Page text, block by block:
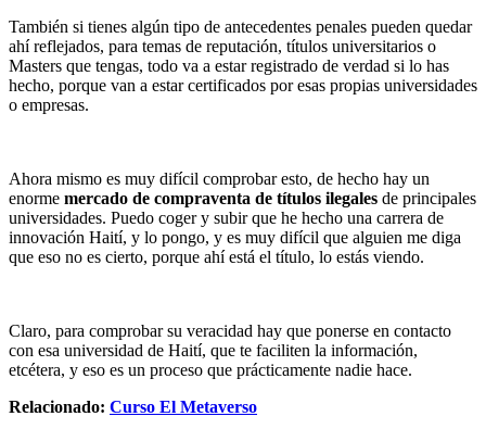
También si tienes algún tipo de antecedentes penales pueden quedar
ahí reflejados, para temas de reputación, títulos universitarios o
Masters que tengas, todo va a estar registrado de verdad si lo has
hecho, porque van a estar certificados por esas propias universidades
o empresas.
Ahora mismo es muy difícil comprobar esto, de hecho hay un
enorme mercado de compraventa de títulos ilegales de principales
universidades. Puedo coger y subir que he hecho una carrera de
innovación Haití, y lo pongo, y es muy difícil que alguien me diga
que eso no es cierto, porque ahí está el título, lo estás viendo.
Claro, para comprobar su veracidad hay que ponerse en contacto
con esa universidad de Haití, que te faciliten la información,
etcétera, y eso es un proceso que prácticamente nadie hace.
Relacionado: Curso El Metaverso